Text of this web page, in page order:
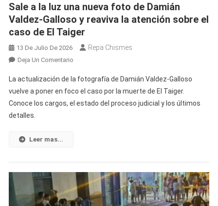
Sale a la luz una nueva foto de Damián
Valdez-Galloso y reaviva la atención sobre el
caso de El Taiger
13 De Julio De 2026 Repa Chismes
Deja Un ComentarioEn
A
La
Luz
Valdez-
Galloso
Reaviva
La actualización de la fotografía de Damián Valdez-Galloso
vuelve a poner en foco el caso por la muerte de El Taiger.
Conoce los cargos, el estado del proceso judicial y los últimos
detalles.
Leer mas...